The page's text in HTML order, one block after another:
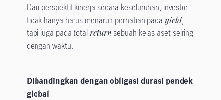
Dari perspektif kinerja secara keseluruhan, investor
tidak hanya harus menaruh perhatian pada yield,
tapi juga pada totalreturn sebuah kelas aset seiring
dengan waktu.
Dibandingkan dengan obligasi durasi pendek
global